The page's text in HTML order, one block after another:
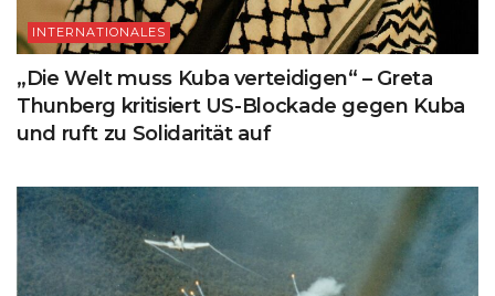
INTERNATIONALES
„Die Welt muss Kuba verteidigen“ – Greta
Thunberg kritisiert US-Blockade gegen Kuba
und ruft zu Solidarität auf